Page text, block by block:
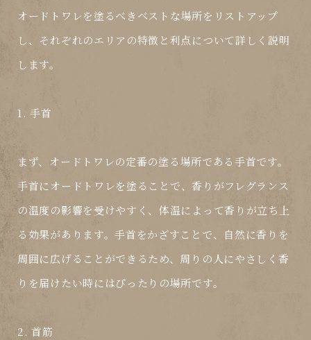
オードトワレを塗るべきベストな場所をリストアップ
し、それぞれのエリアの特徴と利点について詳しく説明
します。
1. 手首
まず、 オードトワレの定番の塗る場所である手首です。
手首にオードトワレを塗ることで、香りがフレグランス
の温度の影響を受けやすく、体温によって香りが立ち上
る効果があります。手首をかざすことで、自然に香りを
周囲に広げることができるため、周りの人にやさしく香
りを届けたい時にはぴったりの場所です。
2. 首筋